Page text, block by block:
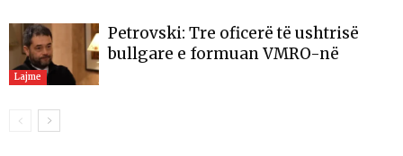
Lajme
Petrovski: Tre oficerë të ushtrisë
bullgare e formuan VMRO-në